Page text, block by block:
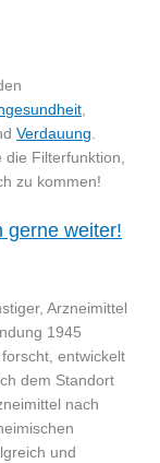
,
Verdauung.
die Filterfunktion,
zu kommen!
gerne weiter!
Arzneimittel
1945
entwickelt
dem Standort
nach
und